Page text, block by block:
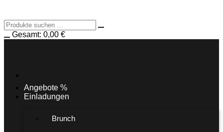
Gesamt: 0,00 €
Angebote %
Einladungen
Brunch